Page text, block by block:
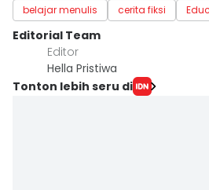
belajar menulis
cerita fiksi
Editorial Team
Editor
Hella Pristiwa
Tonton lebih seru di